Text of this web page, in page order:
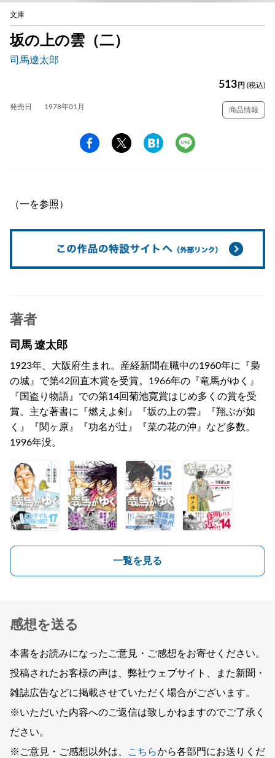
文庫
坂の上の雲（二）
司馬遼太郎
513 円 (税込)
発売日 1978年01月 商品情報
（一を参照）
著者
司馬 遼太郎
1923年、大阪府生まれ。産経新聞在職中の1960年に『梟
の城』で第42回直木賞を受賞。1966年の『竜馬がゆく』
『国盗り物語』での第14回菊池寛賞はじめ多くの賞を受
賞。主な著書に『燃えよ剣』『坂の上の雲』『翔ぶが如
く』『関ヶ原』『功名が辻』『菜の花の沖』など多数。
1996年没。
一覧を見る
感想を送る
本書をお読みになったご意見・ご感想をお寄せください。
投稿されたお客様の声は、弊社ウェブサイト、また新聞・
雑誌広告などに掲載させていただく場合がございます。
※いただいた内容へのご返信は致しかねますのでご了承く
ださい。
※ご意見・ご感想以外は、
こちらから各部門にお送りくだ